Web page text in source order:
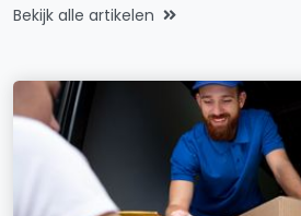
Bekijk alle artikelen